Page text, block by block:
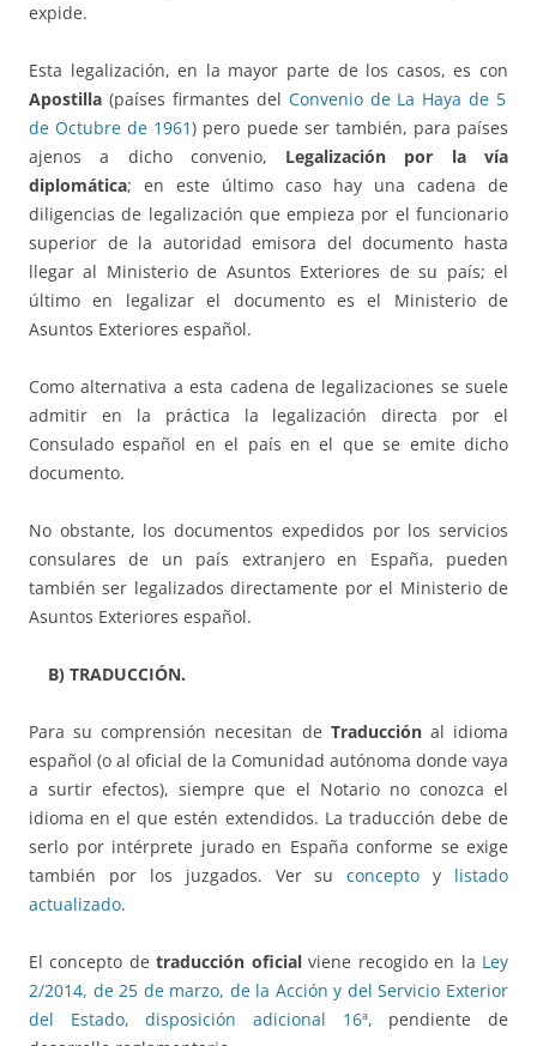
expide.
Esta legalización, en la mayor parte de los casos, es con
Apostilla (países firmantes del Convenio de La Haya de 5
de Octubre de 1961) pero puede ser también, para países
ajenos a dicho convenio, Legalización por la vía
diplomática; en este último caso hay una cadena de
diligencias de legalización que empieza por el funcionario
superior de la autoridad emisora del documento hasta
llegar al Ministerio de Asuntos Exteriores de su país; el
último en legalizar el documento es el Ministerio de
Asuntos Exteriores español.
Como alternativa a esta cadena de legalizaciones se suele
admitir en la práctica la legalización directa por el
Consulado español en el país en el que se emite dicho
documento.
No obstante, los documentos expedidos por los servicios
consulares de un país extranjero en España, pueden
también ser legalizados directamente por el Ministerio de
Asuntos Exteriores español.
B) TRADUCCIÓN.
Para su comprensión necesitan de Traducción al idioma
español (o al oficial de la Comunidad autónoma donde vaya
a surtir efectos), siempre que el Notario no conozca el
idioma en el que estén extendidos. La traducción debe de
serlo por intérprete jurado en España conforme se exige
también por los juzgados. Ver suconcepto y listado
actualizado.
El concepto detraducción oficialviene recogido en la Ley
2/2014, de 25 de marzo, de la Acción y del Servicio Exterior
del Estado, disposición adicional 16ª, pendiente de